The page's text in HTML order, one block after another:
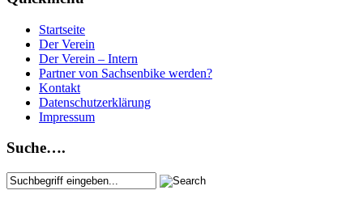
Startseite
Der Verein
Der Verein – Intern
Partner von Sachsenbike werden?
Kontakt
Datenschutzerklärung
Impressum
Suche….